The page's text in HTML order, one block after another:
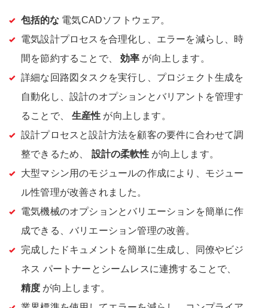
包括的な 電気CADソフトウェア。
電気設計プロセスを合理化し、エラーを減らし、時
間を節約することで、効率 が向上します。
詳細な回路図タスクを実行し、プロジェクト生成を
自動化し、設計のオプションとバリアントを管理す
ることで、生産性 が向上します。
設計プロセスと設計方法を顧客の要件に合わせて調
整できるため、 設計の柔軟性 が向上します。
大型マシン用のモジュールの作成により、モジュー
ル性管理が改善されました。
電気機械のオプションとバリエーションを簡単に作
成できる、バリエーション管理の改善。
完成したドキュメントを簡単に生成し、同僚やビジ
ネス パートナーとシームレスに連携することで、
精度 が向上します。